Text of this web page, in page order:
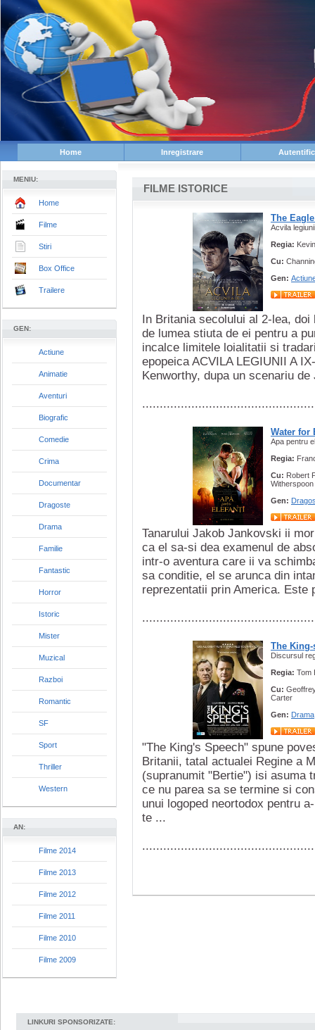
Home Inregistrare
MENIU:
Home
Filme
Stiri
Box Office
Trailere
GEN:
Actiune
Animatie
Aventuri
Biografic
Comedie
Crima
Documentar
Dragoste
Drama
Familie
Fantastic
Horror
Istoric
Mister
Muzical
Razboi
Romantic
SF
Sport
Thriller
Western
AN:
Filme 2014
Filme 2013
Filme 2012
Filme 2011
Filme 2010
Filme 2009
FILME ISTORICE
The Eagle
Acvila
Regia:
Cu:
Gen:
In Britania secolului al 2-lea,
de lumea stiuta de ei pentru a
incalce limitele loialitatii si
epopeica ACVILA LEGIUNII A
Kenworthy, dupa un scenariu
Water for
Apa pentru
Regia:
Cu: Robert
Witherspoon
Gen:
Tanarului Jakob Jankovski ii
ca el sa-si dea examenul de
intr-o aventura care ii va
sa conditie, el se arunca din
reprezentatii prin America. Este
The
Discursul
Regia: Tom
Cu:
Carter
Gen: Drama
"The King's Speech" spune
Britanii, tatal actualei Regine a
(supranumit "Bertie") isi asuma
ce nu parea sa se termine si
unui logoped neortodox pentru
te ...
LINKURI SPONSORIZATE: